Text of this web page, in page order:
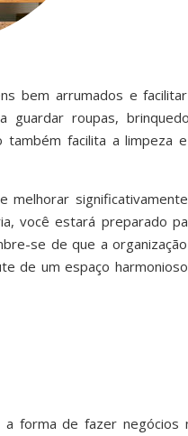
bem arrumados e
guardar roupas,
facilita a limpeza
melhorar
você estará preparado
se de que a
de um espaço
a forma de fazer negócios